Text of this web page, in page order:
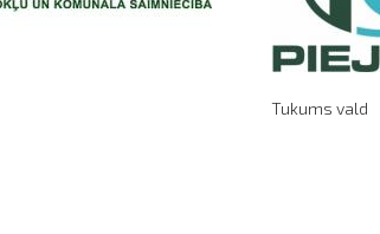
Tukums vald